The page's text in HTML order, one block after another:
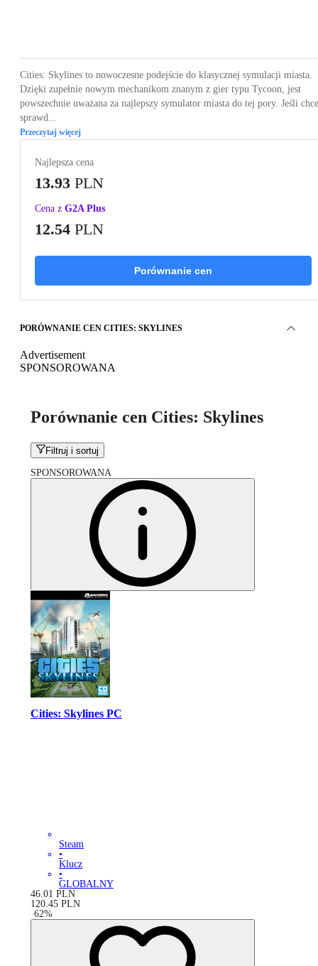
Cities: Skylines to nowoczesne podejście do klasycznej symulacji miasta.
Dzięki zupełnie nowym mechanikom znanym z gier typu Tycoon, jest
powszechnie uważana za najlepszy symulator miasta do tej pory. Jeśli
sprawd...
Przeczytaj więcej
Najlepsza cena
13.93 PLN
Cena z G2A Plus
12.54 PLN
Porównanie cen
PORÓWNANIE CEN CITIES: SKYLINES
Advertisement
SPONSOROWANA
Porównanie cen Cities: Skylines
Filtruj i sortuj
SPONSOROWANA
Cities: Skylines PC
Steam
•
Klucz
•
GLOBALNY
46.01 PLN
120.45 PLN
-62%